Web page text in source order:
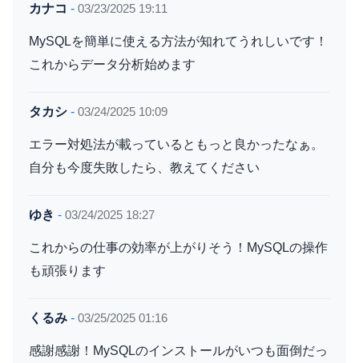
カナコ - 03/23/2025 19:11
MySQLを簡単に使える方法が知れてうれしいです！
これからデータ分析始めます
タカシ - 03/24/2025 10:09
エラー対処法が載っているともっと良かったなぁ。
自分も今度失敗したら、教えてください
ゆき - 03/24/2025 18:27
これからの仕事の効率が上がりそう！MySQLの操作
も頑張ります
くるみ - 03/25/2025 01:16
感謝感謝！MySQLのインストールがいつも面倒だっ